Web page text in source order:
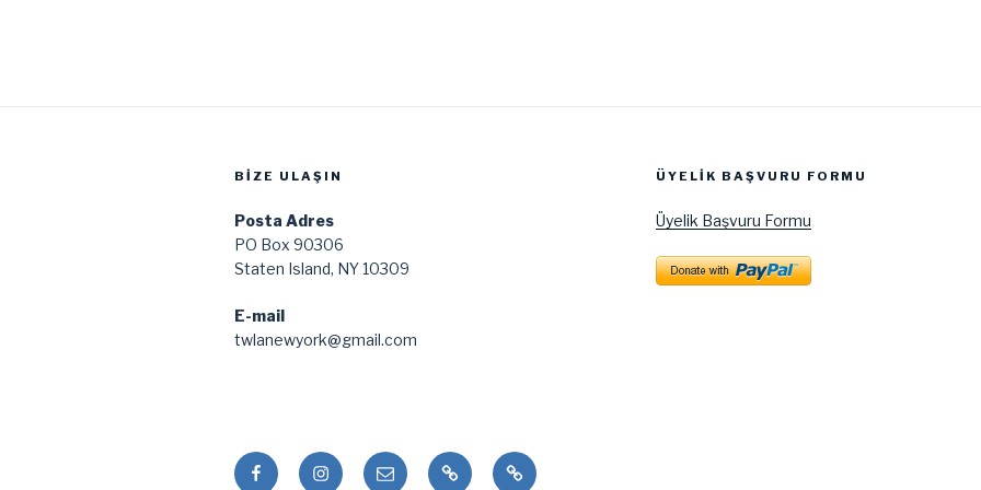
BIZE ULAŞIN
Posta Adres
PO Box 90306
Staten Island, NY 10309
E-mail
twlanewyork@gmail.com
ÜYELIK BAŞVURU FORMU
Üyelik Başvuru Formu
FacebookInstagramEmail
PuduhepaPuduhepa